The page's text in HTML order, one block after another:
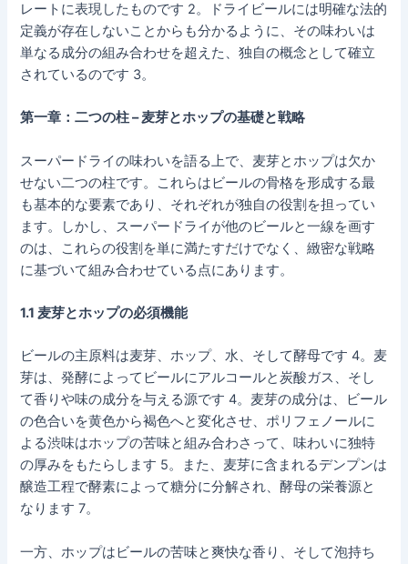
レートに表現したものです 2。ドライビールには明確な法的
定義が存在しないことからも分かるように、その味わいは
単なる成分の組み合わせを超えた、独自の概念として確立
されているのです 3。
第一章：二つの柱 – 麦芽とホップの基礎と戦略
スーパードライの味わいを語る上で、麦芽とホップは欠か
せない二つの柱です。これらはビールの骨格を形成する最
も基本的な要素であり、それぞれが独自の役割を担ってい
ます。しかし、スーパードライが他のビールと一線を画す
のは、これらの役割を単に満たすだけでなく、緻密な戦略
に基づいて組み合わせている点にあります。
1.1 麦芽とホップの必須機能
ビールの主原料は麦芽、ホップ、水、そして酵母です 4。麦
芽は、発酵によってビールにアルコールと炭酸ガス、そし
て香りや味の成分を与える源です 4。麦芽の成分は、ビール
の色合いを黄色から褐色へと変化させ、ポリフェノールに
よる渋味はホップの苦味と組み合わさって、味わいに独特
の厚みをもたらします 5。また、麦芽に含まれるデンプンは
醸造工程で酵素によって糖分に分解され、酵母の栄養源と
なります 7。
一方、ホップはビールの苦味と爽快な香り、そして泡持ち